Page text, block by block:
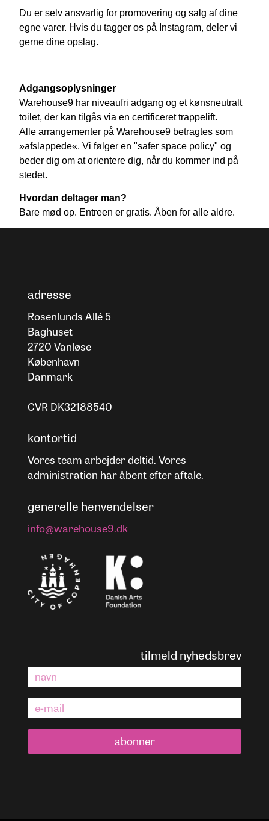
Du er selv ansvarlig for promovering og salg af dine
egne varer. Hvis du tagger os på Instagram, deler vi
gerne dine opslag.
Adgangsoplysninger
Warehouse9 har niveaufri adgang og et kønsneutralt
toilet, der kan tilgås via en certificeret trappelift.
Alle arrangementer på Warehouse9 betragtes som
»afslappede«. Vi følger en "safer space policy" og
beder dig om at orientere dig, når du kommer ind på
stedet.
Hvordan deltager man?
Bare mød op. Entreen er gratis. Åben for alle aldre.
adresse
Rosenlunds Allé 5
Baghuset
2720 Vanløse
København
Danmark
CVR DK32188540
kontortid
Vores team arbejder deltid. Vores
administration har åbent efter aftale.
generelle henvendelser
info@warehouse9.dk
tilmeld nyhedsbrev
abonner